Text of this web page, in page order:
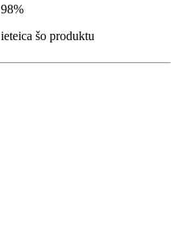
98%
ieteica šo produktu